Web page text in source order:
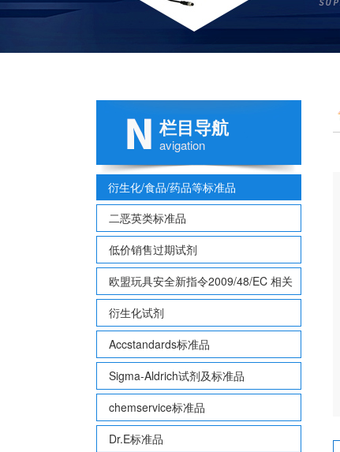
栏目导航
avigation
衍生化/食品/药品等标准品
二恶英类标准品
低价销售过期试剂
欧盟玩具安全新指令2009/48/EC 相关
致敏性香味剂标准品
衍生化试剂
Accstandards标准品
Sigma-Aldrich试剂及标准品
chemservice标准品
Dr.E标准品